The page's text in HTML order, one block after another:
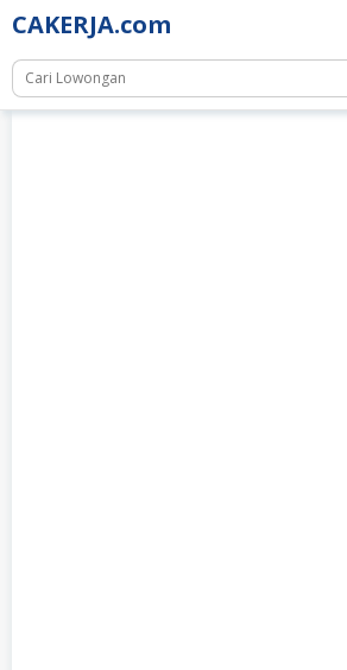
Skip
to
content
CAKERJA.com